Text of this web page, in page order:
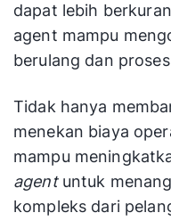
dapat lebih
agent mampu
berulang dan
Tidak hanya
menekan biaya
mampu
agentuntuk
kompleks dari